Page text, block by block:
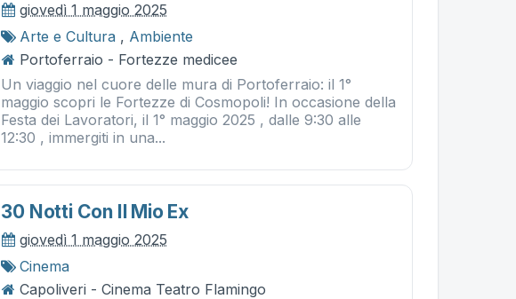
giovedì 1 maggio 2025
Arte e Cultura , Ambiente
Portoferraio - Fortezze medicee
Un viaggio nel cuore delle mura di Portoferraio: il 1°
maggio scopri le Fortezze di Cosmopoli! In occasione della
Festa dei Lavoratori, il 1° maggio 2025 , dalle 9:30 alle
12:30 , immergiti in una...
30 Notti Con Il Mio Ex
giovedì 1 maggio 2025
Cinema
Capoliveri - Cinema Teatro Flamingo